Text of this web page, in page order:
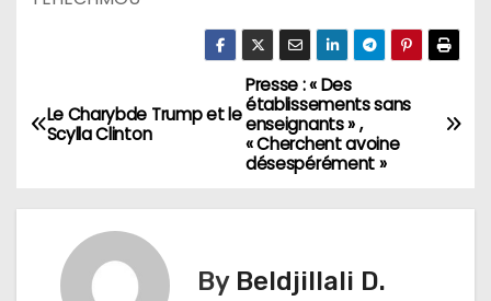
N
a
Presse : « Des
établissements sans
enseignants » ,
« Cherchent avoine
désespérément »
Le Charybde Trump et le
Scylla Clinton
By Beldjillali D.